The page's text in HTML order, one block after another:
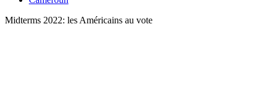
Midterms 2022: les Américains au vote